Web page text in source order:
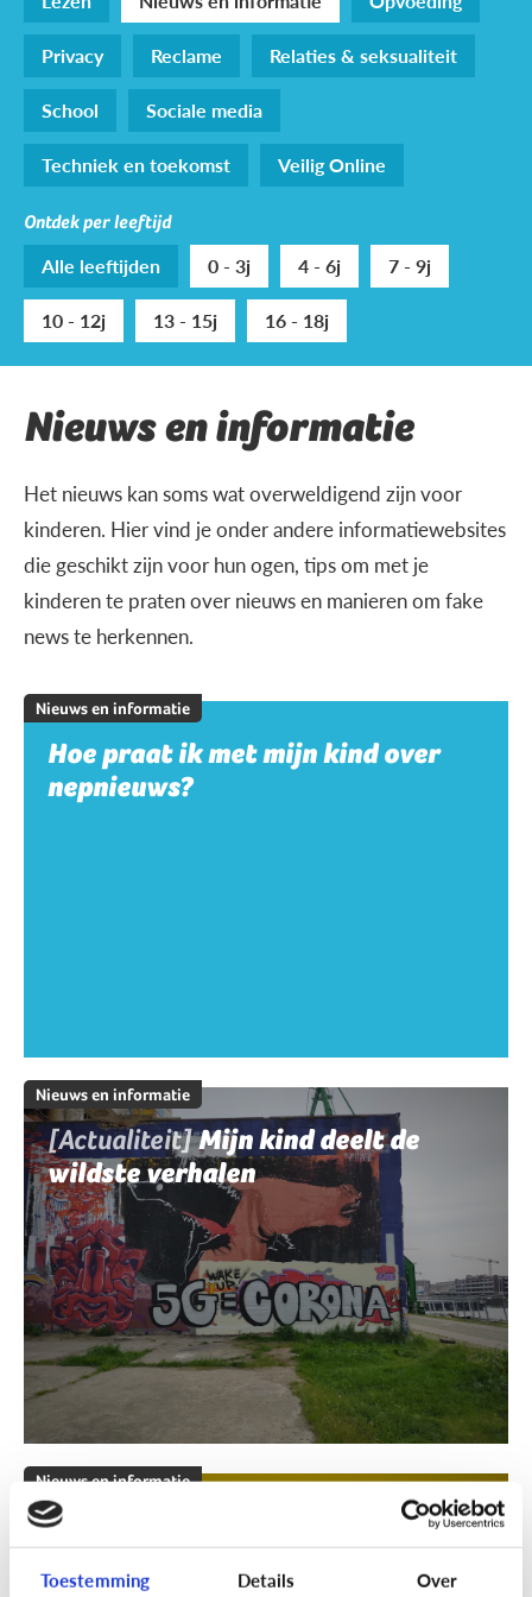
Toestemming Details Over
Privacy
Reclame
Relaties & seksualiteit
School
Sociale media
Techniek en toekomst
Veilig Online
Ontdek per leeftijd
Alle leeftijden 0 - 3j 4 - 6j
7 - 9j
10 - 12j
13 - 15j 16 - 18j
Nieuws en informatie
Het nieuws kan soms wat overweldigend zijn voor
kinderen. Hier vind je onder andere informatiewebsites
die geschikt zijn voor hun ogen, tips om met je
kinderen te praten over nieuws en manieren om fake
news te herkennen.
Nieuws en informatie
Hoe praat ik met mijn kind over
nepnieuws?
Nieuws en informatie
[Actualiteit]Mijn kind deelt de
wildste verhalen
Nieuws en informatie
[Klik & Print]